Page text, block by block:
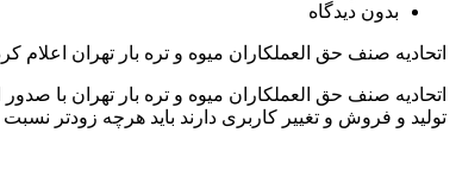
بدون دیدگاه
اتحادیه صنف حق العملکاران میوه و تره بار تهران
اتحادیه صنف حق العملکاران میوه و تره بار تهران با
تولید و فروش و تغییر کاربری دارند باید هرچه زودتر